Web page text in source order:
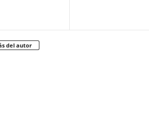
del autor